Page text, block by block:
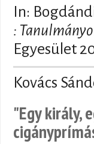
In:
:
Egyesület
Kovács
"Egy király,